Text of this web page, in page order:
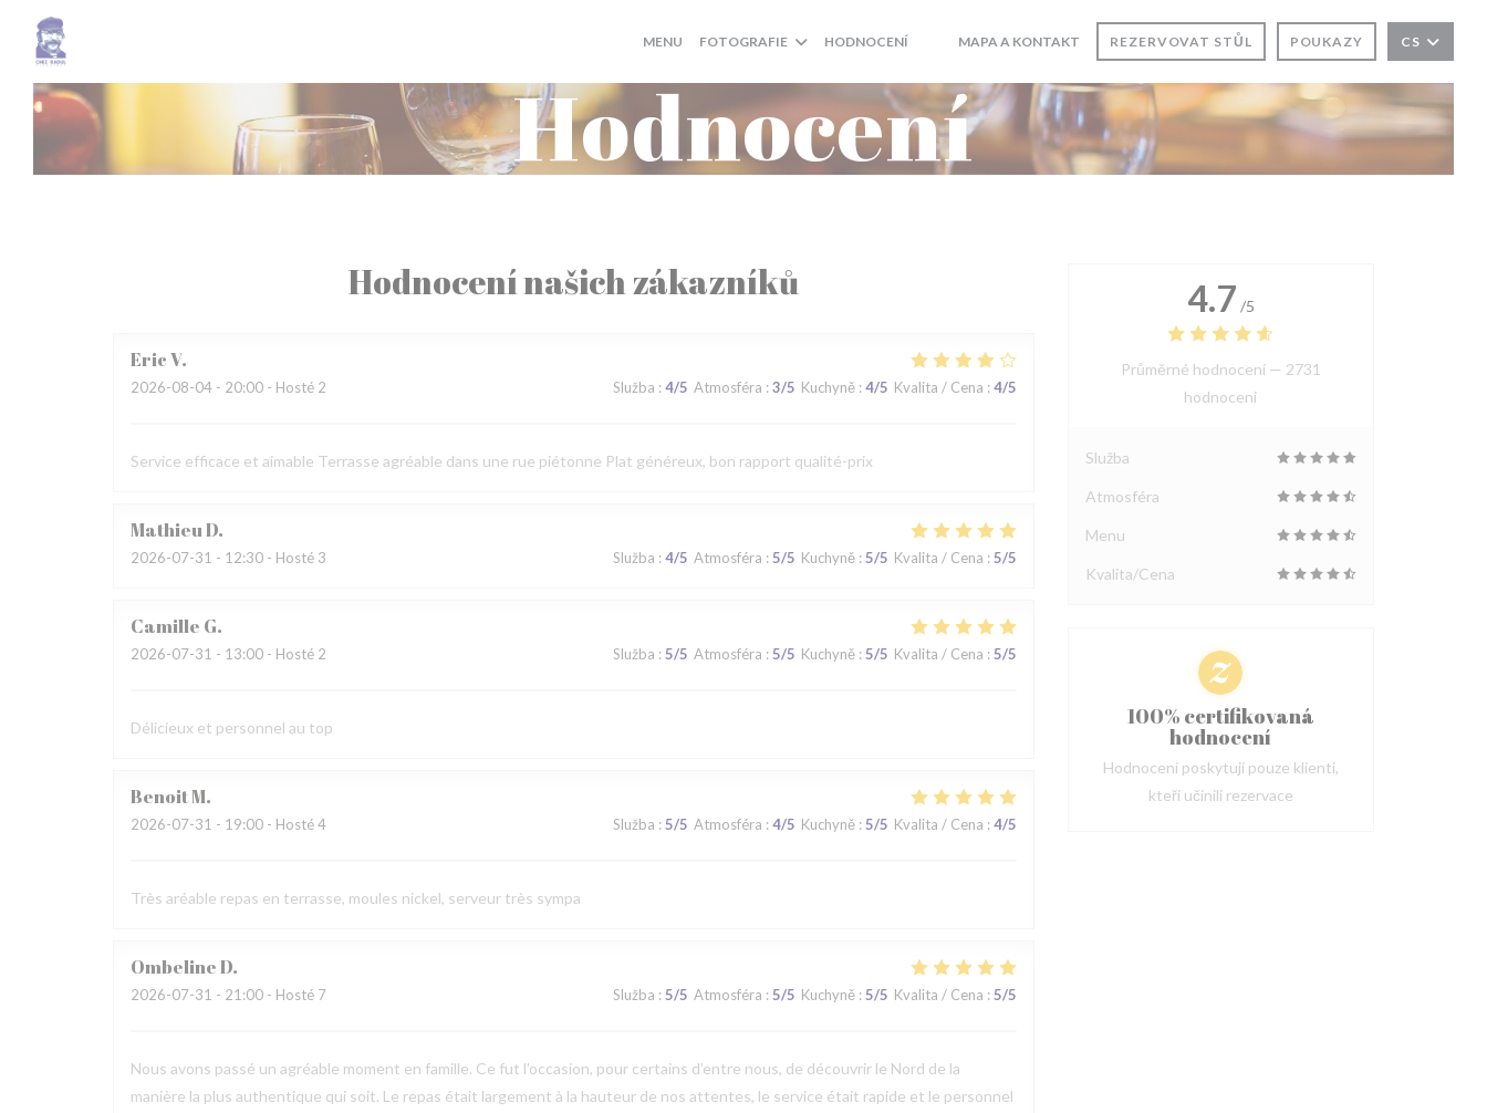
Panel pro správu cookies
MENU FOTOGRAFIE HODNOCENÍ
((OTEVŘE SE V NOVÉM OKNĚ))
((OTEVŘE SE V NOVÉM OKNĚ))
MAPA A KONTAKT REZERVOVAT STŮL POUKAZY CS
Hodnocení
Hodnocení našich zákazníků
EricV
2026-08-04 - 20:00 - Hosté 2 Služba : 4/5 Atmosféra : 3/5 Kuchyně: 4/5 Kvalita / Cena : 4/5
Service efficace et aimable Terrasse agréable dans une rue piétonne Plat généreux, bon rapport qualité-prix
MathieuD
2026-07-31 - 12:30 - Hosté 3 Služba : 4/5 Atmosféra : 5/5 Kuchyně: 5/5 Kvalita / Cena : 5/5
Camille G
2026-07-31 - 13:00 - Hosté 2 Služba : 5/5 Atmosféra : 5/5 Kuchyně: 5/5 Kvalita / Cena : 5/5
Délicieux et personnel au top
BenoitM
2026-07-31 - 19:00 - Hosté 4 Služba : 5/5 Atmosféra : 4/5 Kuchyně: 5/5 Kvalita / Cena : 4/5
Très aréable repas en terrasse, moules nickel, serveur très sympa
OmbelineD
2026-07-31 - 21:00 - Hosté 7 Služba : 5/5 Atmosféra : 5/5 Kuchyně: 5/5 Kvalita / Cena : 5/5
Nous avons passé un agréable moment en famille. Ce fut l’occasion, pour certains d’entre nous, de découvrir le Nord de la
manière la plus authentique qui soit. Le repas était largement à la hauteur de nos attentes, le service était rapide et le personnel
4.7 /5
Průměrné hodnocení — 2731
hodnoceni
Služba
Atmosféra
Menu
Kvalita/Cena
100% certifikovaná
hodnocení
Hodnocení poskytují pouze klienti,
kteří učinili rezervace